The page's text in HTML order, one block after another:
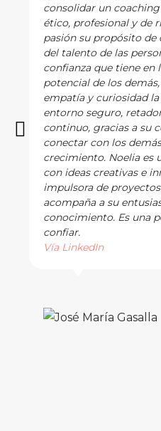
consolidar un
ético, profesional y de
pasión su propósito
del talento de las
confianza que tiene en
potencial de los
empatía y curiosidad
entorno seguro,
continuo, gracias a su
conectar con los
crecimiento. Noelia es
con ideas creativas e
impulsora de
acompaña a su
conocimiento. Es una
confiar.
Vía LinkedIn